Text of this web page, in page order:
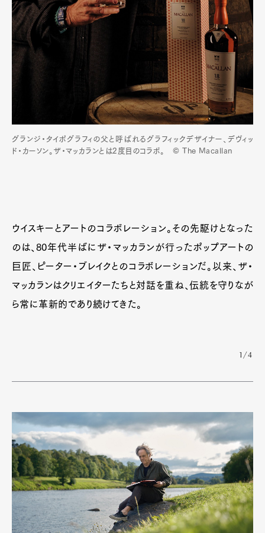
Pen Membership
Magazine
Official Columnist
About
Pen Meet
Pen international Pen tw
グランジ・タイポグラフィの父と呼ばれるグラフィックデザイナー、デヴィッ
ド・カーソン。ザ・マッカランとは2度目のコラボ。 © The Macallan
ウイスキーとアートのコラボレーション。その先駆けとなった
のは、80年代半ばにザ・マッカランが行ったポップアートの
巨匠、ピーター・ブレイクとのコラボレーションだ。以来、ザ・
マッカランはクリエイターたちと対話を重ね、伝統を守りなが
ら常に革新的であり続けてきた。
1/4